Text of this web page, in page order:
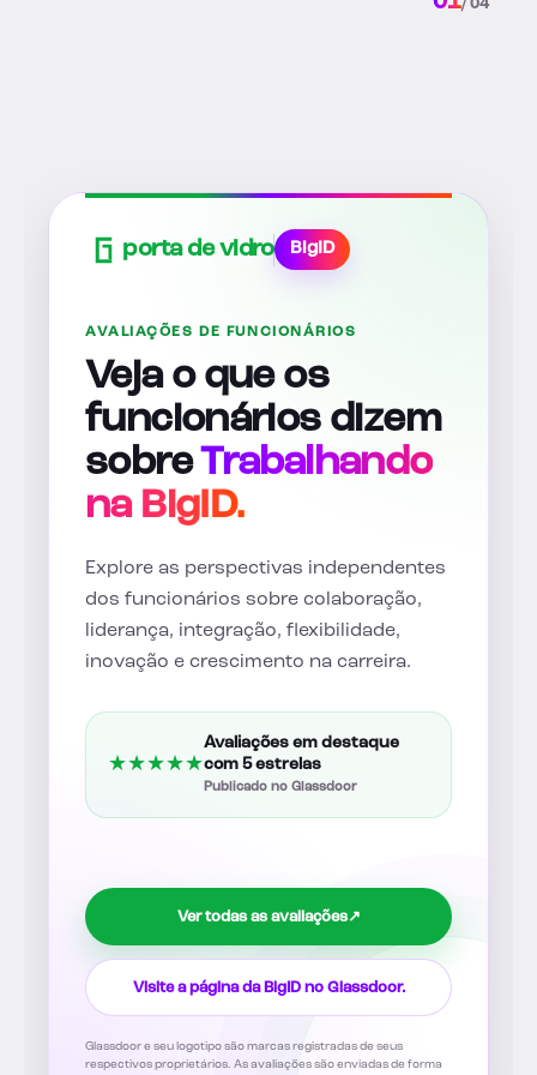
/ 04
porta de vidro BigID
AVALIAÇÕES DE FUNCIONÁRIOS
Veja o que os
funcionários dizem
sobreTrabalhando
na BigID.
Explore as perspectivas independentes
dos funcionários sobre colaboração,
liderança, integração, flexibilidade,
inovação e crescimento na carreira.
★★★★★
Avaliações em destaque
com 5 estrelas
Publicado no Glassdoor
Ver todas as avaliações↗
Visite a página da BigID no Glassdoor.
Glassdoor e seu logotipo são marcas registradas de seus
respectivos proprietários. As avaliações são enviadas de forma